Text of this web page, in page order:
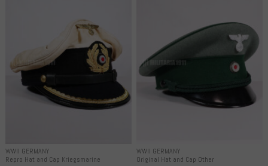
WWII GERMANY
Repro Hat and Cap Kriegsmarine
WWII GERMANY
Original Hat and Cap Other